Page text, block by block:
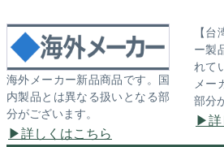
海外メーカー新品商品です。国
内製品とは異なる扱いとなる部
分がございます。
詳しくはこちら
【
ー製
れて
メー
部分